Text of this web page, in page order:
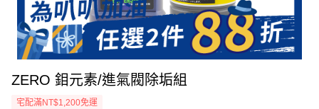
ZERO 鉬元素/進氣閥除垢組
宅配滿NT$1,200免運